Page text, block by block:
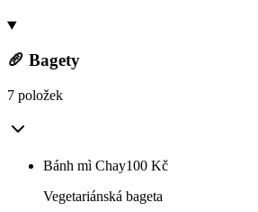
🥖 Bagety
7 položek
Bánh mì Chay100 Kč
Vegetariánská bageta